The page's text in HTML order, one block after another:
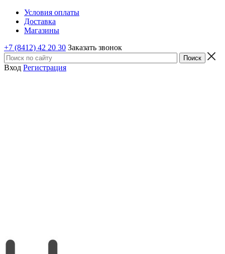
Условия оплаты
Доставка
Магазины
+7 (8412) 42 20 30 Заказать звонок
Вход Регистрация